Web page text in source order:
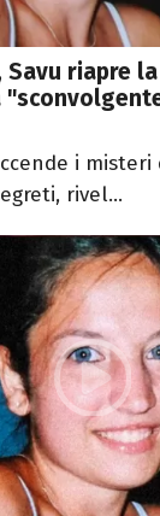
Savu riapre
i misteri
rivel...